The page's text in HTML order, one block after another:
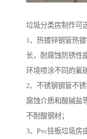
垃圾分类房制作可
1、热镀锌钢管热
长，耐腐蚀防锈性
环境喷涂不同的氟
2、不锈钢钢管不
腐蚀介质和酸碱盐
不耐酸钢材；
3、Pvc挂板垃圾房